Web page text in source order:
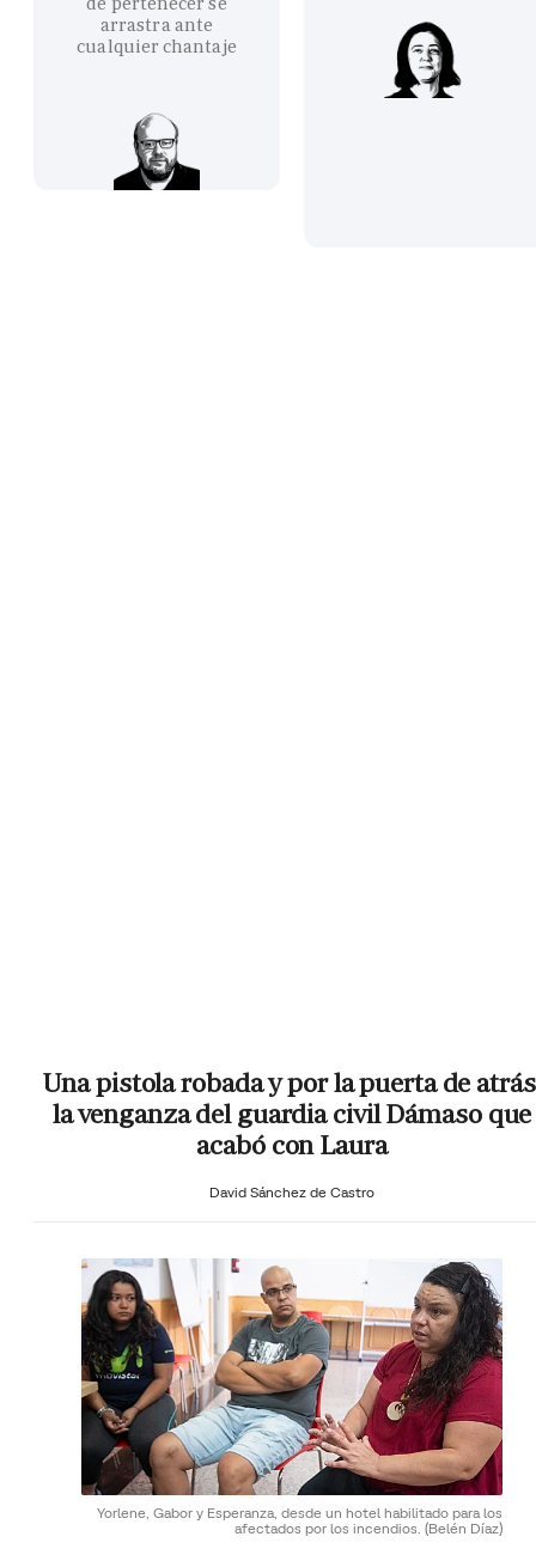
arrastra ante
cualquier chantaje
Una pistola robada y por la puerta de
la venganza del guardia civil Dámaso que
acabó con Laura
David Sánchez de Castro
Yorlene, Gabor y Esperanza, desde un hotel habilitado para los
afectados por los incendios. (Belén Díaz)